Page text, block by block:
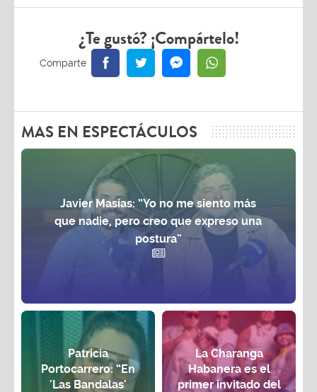
¿Te gustó? ¡Compártelo!
MAS EN ESPECTÁCULOS
Javier Masías: “Yo no me siento más
que nadie, pero creo que expreso una
postura”
Patricia
Portocarrero: “En
'Las Bandalas'
La Charanga
Habanera es el
primer invitado del